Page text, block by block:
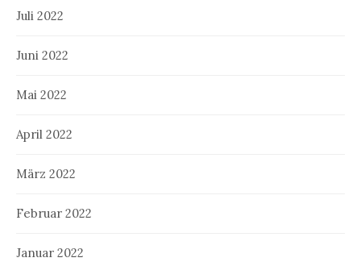
Juli 2022
Juni 2022
Mai 2022
April 2022
März 2022
Februar 2022
Januar 2022